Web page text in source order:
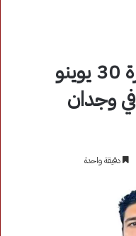
النائب عادل زيدان : ثورة 30 يوينو
وجدان
دقيقة واحدة